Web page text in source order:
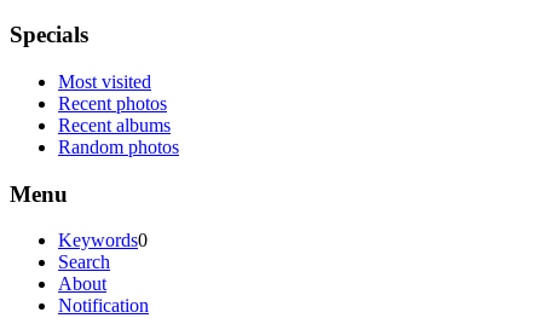
Specials
Most visited
Recent photos
Recent albums
Random photos
Menu
Keywords0
Search
About
Notification